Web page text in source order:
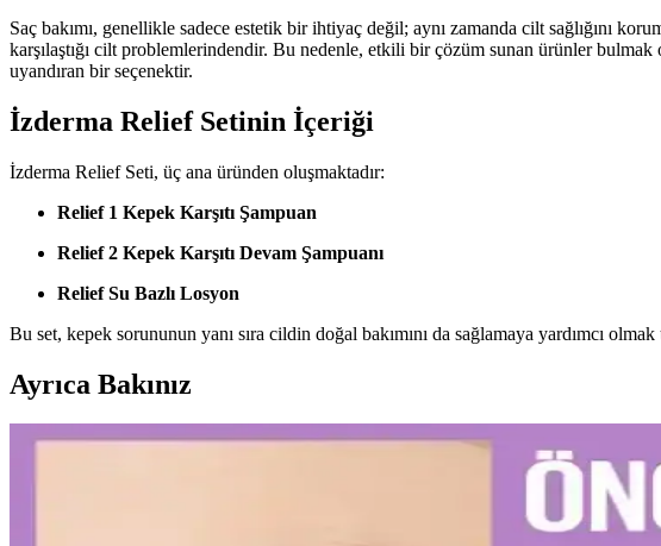
Saç bakımı, genellikle sadece estetik bir ihtiyaç değil; aynı zamanda cilt sağlığını
karşılaştığı cilt problemlerindendir. Bu nedenle, etkili bir çözüm sunan ürünler
uyandıran bir seçenektir.
İzderma Relief Setinin İçeriği
İzderma Relief Seti, üç ana üründen oluşmaktadır:
Relief 1 Kepek Karşıtı Şampuan
Relief 2 Kepek Karşıtı Devam Şampuanı
Relief Su Bazlı Losyon
Bu set, kepek sorununun yanı sıra cildin doğal bakımını da sağlamaya yardımcı
Ayrıca Bakınız
Diş Hassasiyetini Azaltan Doğru Diş Macunu Seçimi ve Kullanım
Diş hassasiyetini hafifletmek ve sağlıklı bir gülüşe ulaşmak için doğru diş macunu